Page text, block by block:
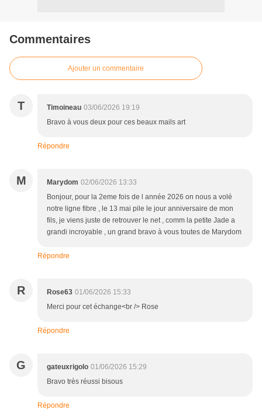
Commentaires
Ajouter un commentaire
T Timoineau 03/06/2026 19:19
Bravo à vous deux pour ces beaux mails art
Répondre
M Marydom 02/06/2026 13:33
Bonjour, pour la 2eme fois de l année 2026 on nous a volé
notre ligne fibre , le 13 mai pile le jour anniversaire de mon
fils, je viens juste de retrouver le net , comm la petite Jade a
grandi incroyable , un grand bravo à vous toutes de Marydom
Répondre
R Rose63 01/06/2026 15:33
Merci pour cet échange<br /> Rose
Répondre
G gateuxrigolo 01/06/2026 15:29
Bravo très réussi bisous
Répondre